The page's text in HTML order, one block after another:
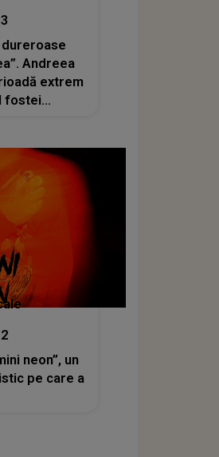
dureroase
Andreea
extrem
fostei
neon”, un
pe care a